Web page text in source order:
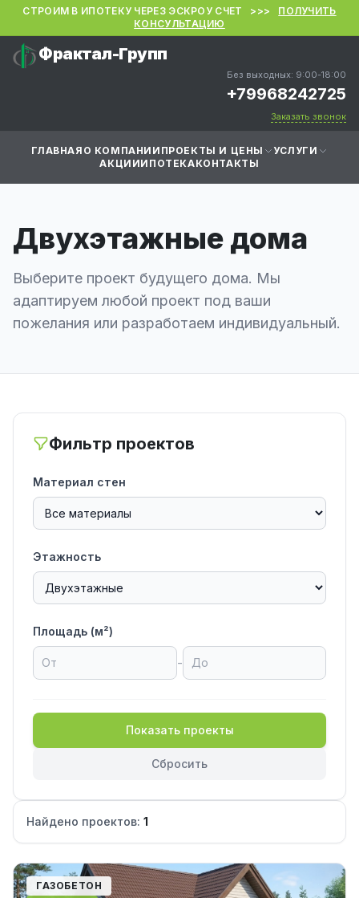
СТРОИМ В ИПОТЕКУ ЧЕРЕЗ ЭСКРОУ СЧЕТ >>> ПОЛУЧИТЬ
КОНСУЛЬТАЦИЮ
Фрактал-Групп
Без выходных: 9:00-18:00
+79968242725
Заказать звонок
ГЛАВНАЯ О КОМПАНИИ ПРОЕКТЫ И ЦЕНЫ
УСЛУГИ
АКЦИИИПОТЕКАКОНТАКТЫ
Двухэтажные дома
Выберите проект будущего дома. Мы
адаптируем любой проект под ваши
пожелания или разработаем индивидуальный.
Фильтр проектов
Материал стен
Этажность
Площадь (м²)
-
Показать проекты
Сбросить
Найдено проектов: 1
ГАЗОБЕТОН